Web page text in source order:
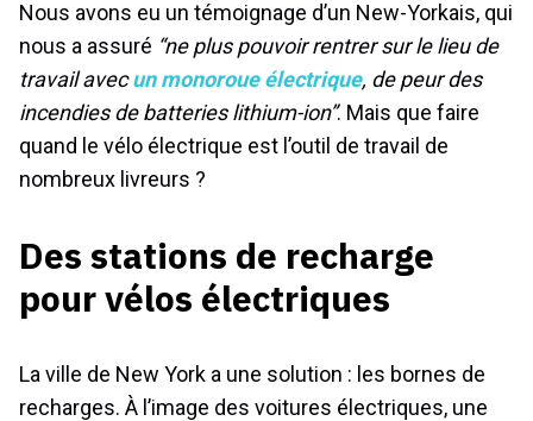
Nous avons eu un témoignage d’un New-Yorkais, qui
nous a assuré “ne plus pouvoir rentrer sur le lieu de
travail avecun monoroue électrique, de peur des
incendies de batteries lithium-ion”. Mais que faire
quand le vélo électrique est l’outil de travail de
nombreux livreurs ?
Des stations de recharge
pour vélos électriques
La ville de New York a une solution : les bornes de
recharges. À l’image des voitures électriques, une